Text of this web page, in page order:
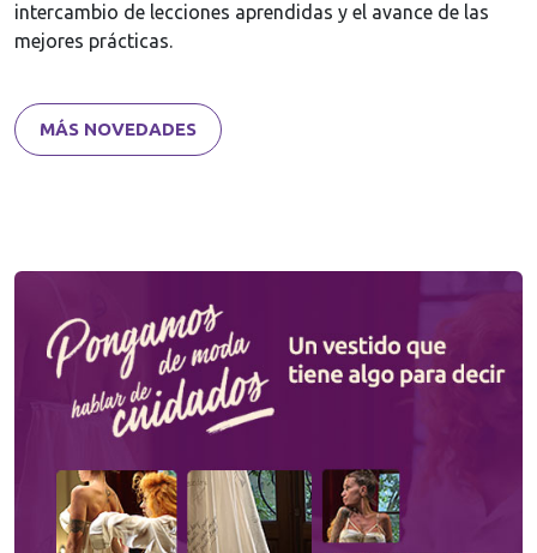
intercambio de lecciones aprendidas y el avance de las
mejores prácticas.
MÁS NOVEDADES